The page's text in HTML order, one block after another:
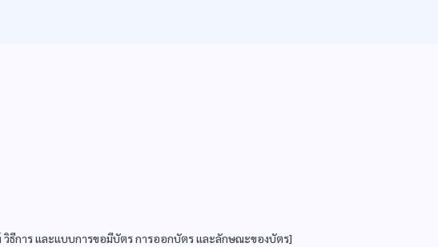
การ และแบบการขอมีบัตร การออกบัตร และลักษณะของบัตร]